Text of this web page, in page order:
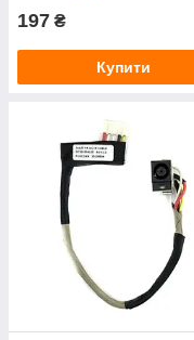
197 ₴
Купити